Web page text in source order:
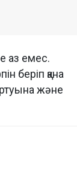
аз емес.
беріп қана
және